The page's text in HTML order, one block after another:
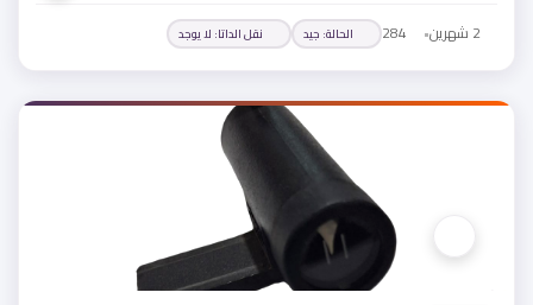
2 شهرين •
284 الحالة: جيد نقل الداتا: لا يوجد